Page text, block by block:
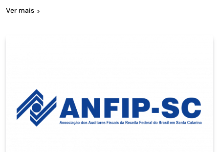
Ver mais